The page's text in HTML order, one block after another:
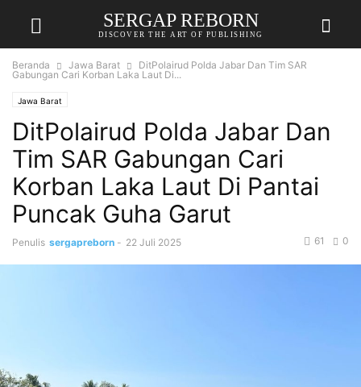
SERGAP REBORN
DISCOVER THE ART OF PUBLISHING
Beranda Jawa Barat
DitPolairud Polda Jabar Dan Tim SAR
Gabungan Cari Korban Laka Laut Di...
Jawa Barat
DitPolairud Polda Jabar Dan
Tim SAR Gabungan Cari
Korban Laka Laut Di Pantai
Puncak Guha Garut
Penulis sergapreborn - 22 Juli 2025 0
61